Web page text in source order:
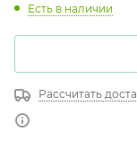
Есть в наличии
Рассчитать